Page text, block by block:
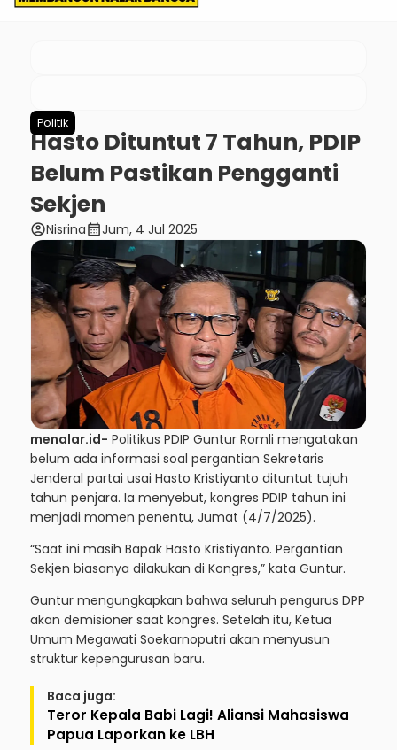
Politik
Hasto Dituntut 7 Tahun, PDIP
Belum Pastikan Pengganti
Sekjen
account_circleNisrinacalendar_monthJum, 4 Jul 2025
menalar.id- Politikus PDIP Guntur Romli mengatakan
belum ada informasi soal pergantian Sekretaris
Jenderal partai usai Hasto Kristiyanto dituntut tujuh
tahun penjara. Ia menyebut, kongres PDIP tahun ini
menjadi momen penentu, Jumat (4/7/2025).
“Saat ini masih Bapak Hasto Kristiyanto. Pergantian
Sekjen biasanya dilakukan di Kongres,” kata Guntur.
Guntur mengungkapkan bahwa seluruh pengurus DPP
akan demisioner saat kongres. Setelah itu, Ketua
Umum Megawati Soekarnoputri akan menyusun
struktur kepengurusan baru.
Baca juga:
Teror Kepala Babi Lagi! Aliansi Mahasiswa
Papua Laporkan ke LBH